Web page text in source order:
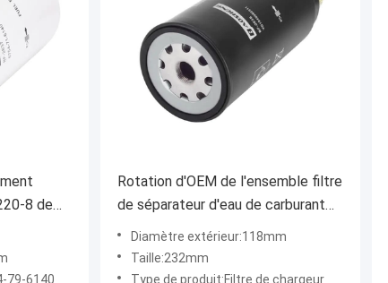
8 de
79-6140
Rotation d'OEM de l'ensemble filtre
de séparateur d'eau de carburant
VG1540080311
Diamètre extérieur:118mm
Taille:232mm
Type de produit:Filtre de chargeur